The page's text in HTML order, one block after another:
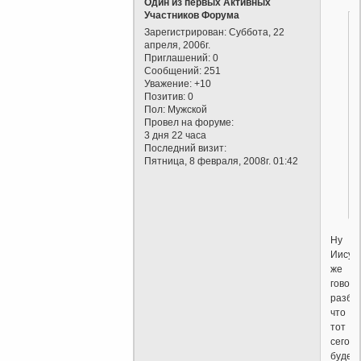
Один из первых Активных
Участников Форума
Зарегистрирован: Суббота, 22
апреля, 2006г.
Приглашений: 0
Сообщений: 251
Уважение: +10
Позитив: 0
Пол: Мужской
Провел на форуме:
3 дня 22 часа
Последний визит:
Пятница, 8 февраля, 2008г. 01:42
Ну
Иисус
же
что
тот
будет